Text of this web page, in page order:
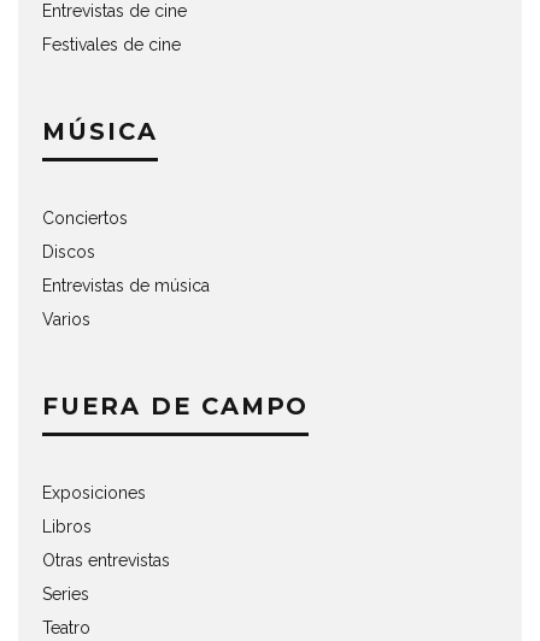
Entrevistas de cine
Festivales de cine
MÚSICA
Conciertos
Discos
Entrevistas de música
Varios
FUERA DE CAMPO
Exposiciones
Libros
Otras entrevistas
Series
Teatro